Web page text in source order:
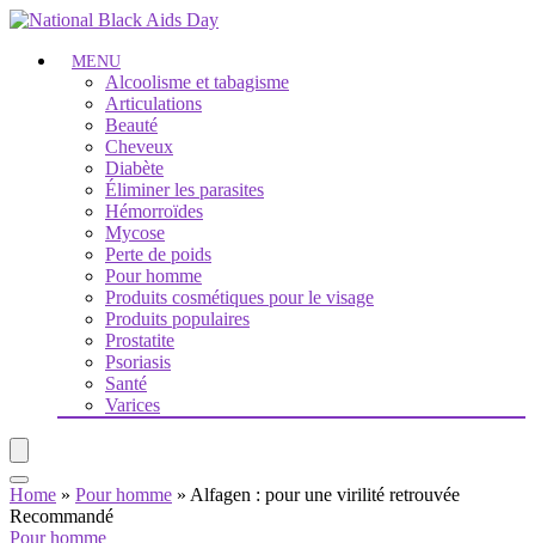
MENU
Alcoolisme et tabagisme
Articulations
Beauté
Cheveux
Diabète
Éliminer les parasites
Hémorroïdes
Mycose
Perte de poids
Pour homme
Produits cosmétiques pour le visage
Produits populaires
Prostatite
Psoriasis
Santé
Varices
Home » Pour homme » Alfagen : pour une virilité retrouvée
Recommandé
Pour homme